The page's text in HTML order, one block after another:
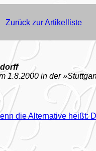
Zurück zur Artikelliste
1.8.2000 in der
die Alternative heißt: